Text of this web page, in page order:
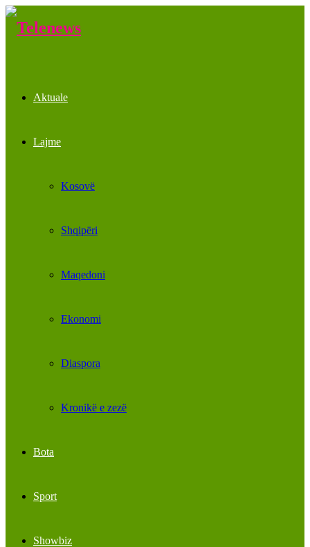
Aktuale
Lajme
Kosovë
Shqipëri
Maqedoni
Ekonomi
Diaspora
Kronikë e zezë
Bota
Sport
Showbiz